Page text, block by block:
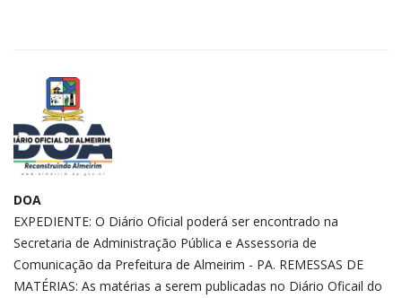
DOA
EXPEDIENTE: O Diário Oficial poderá ser encontrado na
Secretaria de Administração Pública e Assessoria de
Comunicação da Prefeitura de Almeirim - PA. REMESSAS DE
MATÉRIAS: As matérias a serem publicadas no Diário Oficail do